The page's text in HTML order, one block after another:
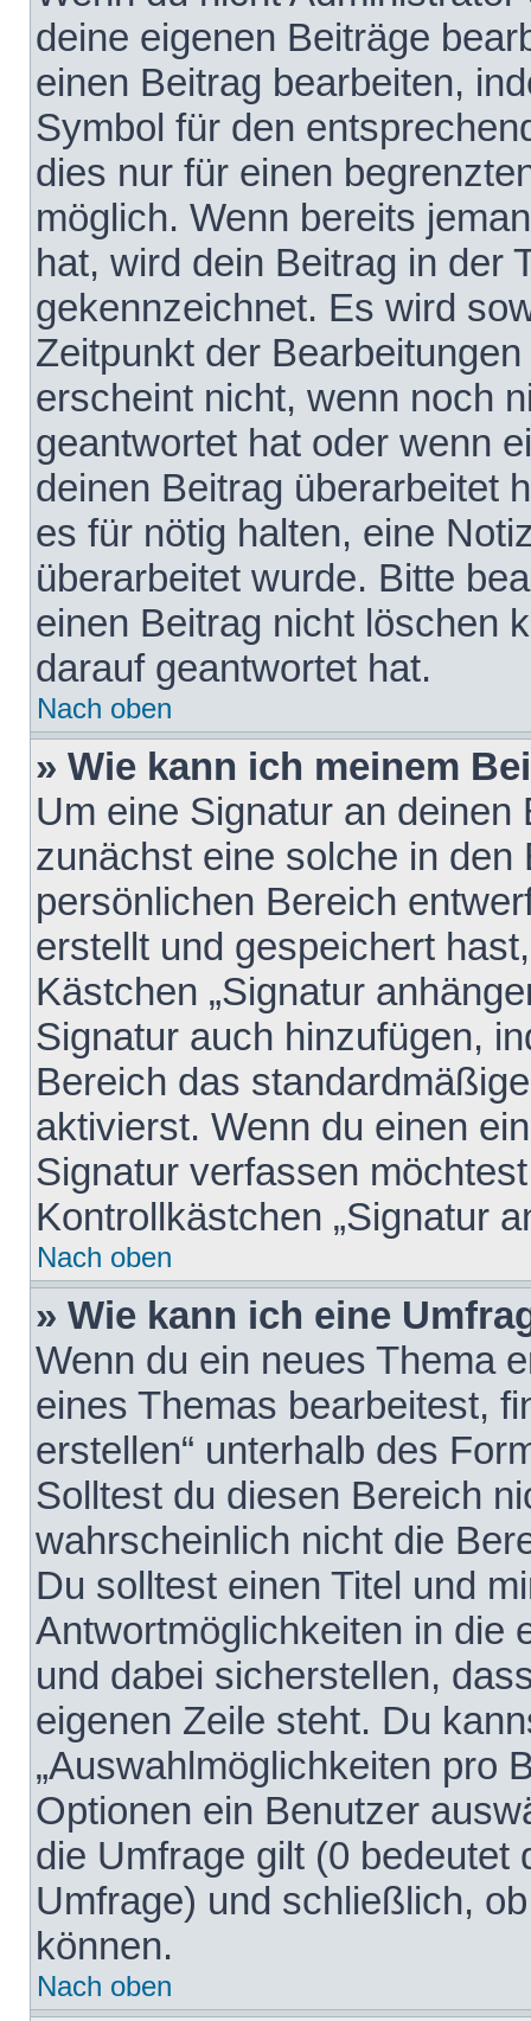
deine eigenen Beiträge
einen Beitrag bearbeiten,
Symbol für den
dies nur für einen
möglich. Wenn bereits
hat, wird dein Beitrag in der
gekennzeichnet. Es wird
Zeitpunkt der
erscheint nicht, wenn noch
geantwortet hat oder wenn
deinen Beitrag überarbeitet
es für nötig halten, eine
überarbeitet wurde. Bitte
einen Beitrag nicht löschen
darauf geantwortet hat.
Nach oben
» Wie kann ich meinem
Um eine Signatur an
zunächst eine solche in den
persönlichen Bereich
erstellt und gespeichert
Kästchen „Signatur
Signatur auch hinzufügen,
Bereich das
aktivierst. Wenn du einen
Signatur verfassen
Kontrollkästchen „Signatur
Nach oben
» Wie kann ich eine
Wenn du ein neues Thema
eines Themas bearbeitest,
erstellen“ unterhalb des
Solltest du diesen Bereich
wahrscheinlich nicht die
Du solltest einen Titel und
Antwortmöglichkeiten in die
und dabei sicherstellen,
eigenen Zeile steht. Du
„Auswahlmöglichkeiten pro
Optionen ein Benutzer
die Umfrage gilt (0 bedeutet
Umfrage) und schließlich,
können.
Nach oben